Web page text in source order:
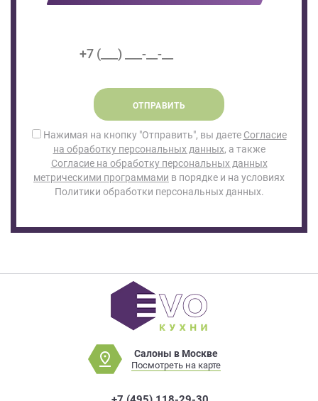
ОТПРАВИТЬ
Нажимая на кнопку "Отправить", вы даете Согласие
на обработку персональных данных, а также
Согласие на обработку персональных данных
метрическими программами в порядке и на условиях
Политики обработки персональных данных.
Салоны в Москве
Посмотреть на карте